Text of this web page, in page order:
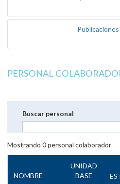
PERSONAL
Buscar personal
Mostrando 0personal colaborador
NOMBRE
UNIDAD
BASE